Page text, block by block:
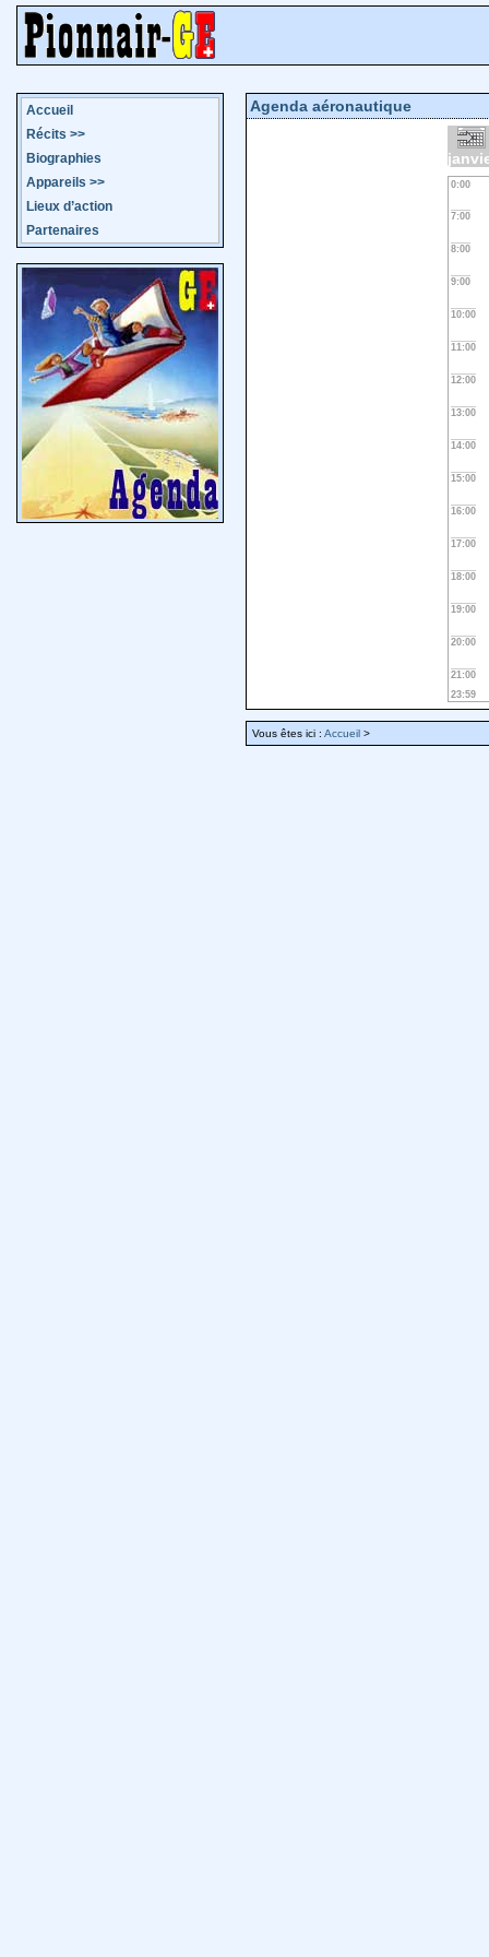
Accueil
Récits >>
Biographies
Appareils >>
Lieux d’action
Partenaires
Agenda aéronautique
0:00
7:00
8:00
9:00
10:00
11:00
12:00
13:00
14:00
15:00
16:00
17:00
18:00
19:00
20:00
21:00
23:59
Vous êtes ici : Accueil >